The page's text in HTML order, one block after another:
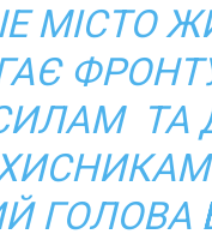
МІСТО
ТА
ГОЛОВА